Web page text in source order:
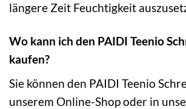
längere Zeit Feuchtigkeit
Wo kann ich den PAIDI Teenio
kaufen?
Sie können den PAIDI Teenio
unserem Online-Shop oder in